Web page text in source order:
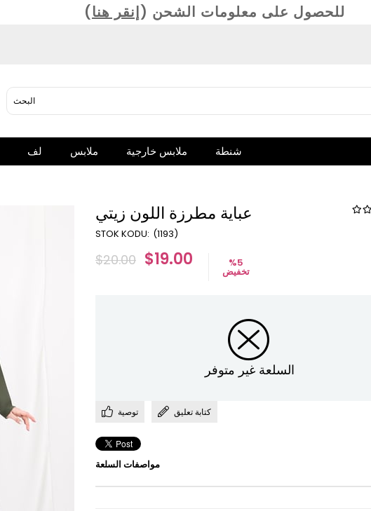
(للحصول على معلومات الشحن (إنقر هنا
لف ملابس ملابس خارجية شنطة
عباية مطرزة اللون زيتي
(1193)
$20.00 $19.00 %5
تخفيض
السلعة غير متوفر
توصية كتابة تعليق
مواصفات السلعة